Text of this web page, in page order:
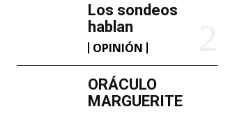
Los sondeos
hablan
OPINIÓN
ORÁCULO
MARGUERITE